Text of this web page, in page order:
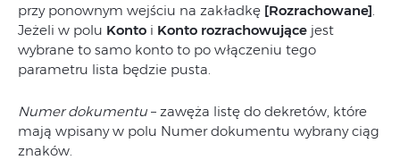
przy ponownym wejściu na zakładkę [Rozrachowane].
Jeżeli w polu Konto i Konto rozrachowujące jest
wybrane to samo konto to po włączeniu tego
parametru lista będzie pusta.
Numer dokumentu – zawęża listę do dekretów, które
mają wpisany w polu Numer dokumentu wybrany ciąg
znaków.